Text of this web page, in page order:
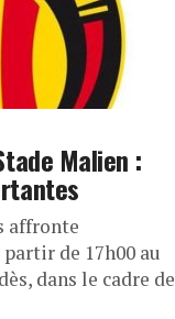
Malien :
affronte
de 17h00 au
dans le cadre de